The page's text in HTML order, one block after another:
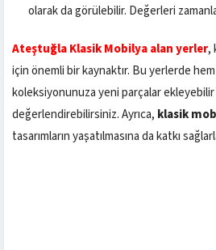
olarak da görülebilir. Değerleri
Ateştuğla Klasik Mobilya alan yerler,
için önemli bir kaynaktır. Bu yerlerde
koleksiyonunuza yeni parçalar ekleyebilir
değerlendirebilirsiniz. Ayrıca, klasik
tasarımların yaşatılmasına da katkı